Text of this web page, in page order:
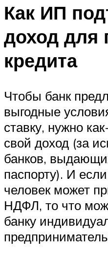
Как ИП
доход для
кредита
Чтобы банк
выгодные
ставку, нужно
свой доход (за
банков,
паспорту). И
человек может
НДФЛ, то что
банку